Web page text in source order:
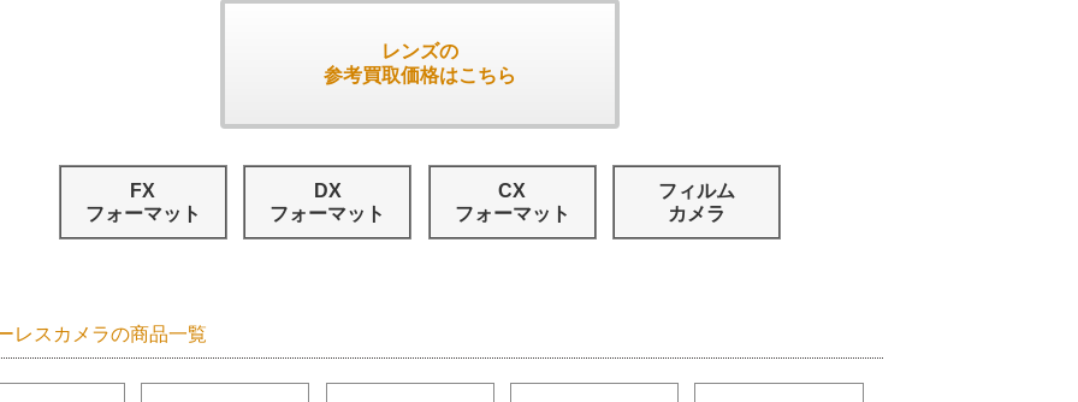
レンズの
参考買取価格はこちら
FX
フォーマット
DX
フォーマット
CX
フォーマット
フィルム
カメラ
レスカメラの商品一覧